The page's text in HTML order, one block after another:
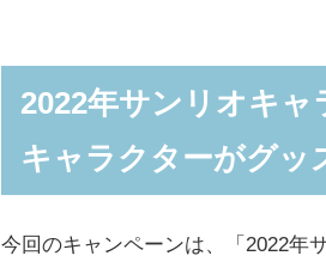
対象商品購入で「ジッパーバ
セブンネットショッピング
9月17日からは「2022年サン
2022年サンリオキ
キャラクターがグッ
今回のキャンペーンは、「2022年